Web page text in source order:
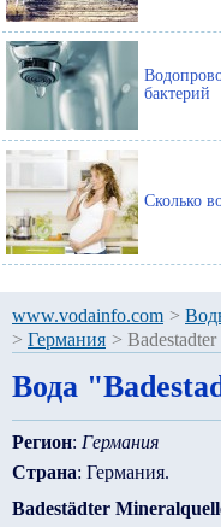
бактерий
Сколько
www.vodainfo.com >
> Германия >
Вода
Регион: Германия
Страна: Германия.
Badestädter